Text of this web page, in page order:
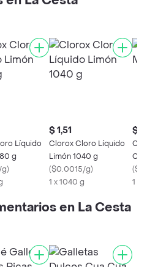
Líquido
g
)
$ 1,51
Clorox Cloro Líquido
Limón 1040 g
($0.0015/g)
1 x 1040 g
$
(
1 X
en La Cesta